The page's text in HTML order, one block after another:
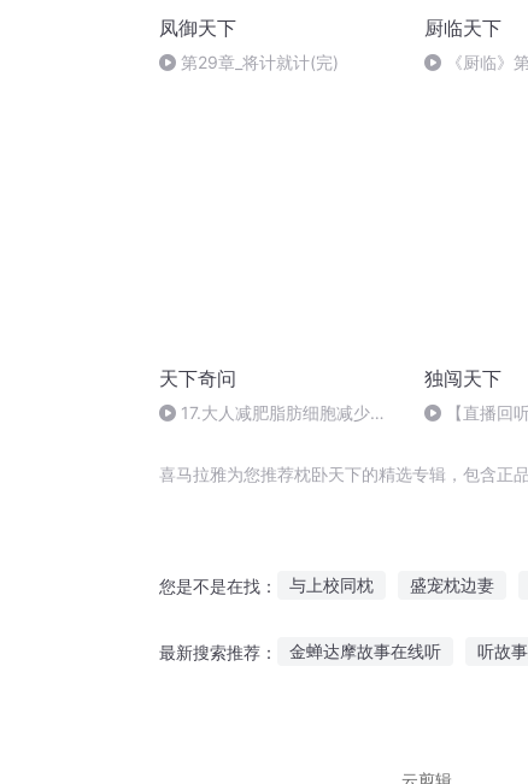
凤御天下
第29章_将计就计(完)
厨临天下
《厨临》
天下奇问
17.大人减肥脂肪细胞减少了
独闯天下
【直播回
喜马拉雅为您推荐枕卧天下的精选专辑，包含正
您是不是在找： 与上校同枕 盛宠枕边妻
最新搜索推荐： 金蝉达摩故事在线听 听故
云剪辑